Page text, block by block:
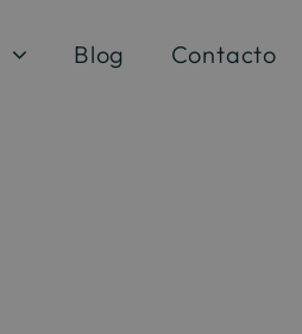
Blog Contacto